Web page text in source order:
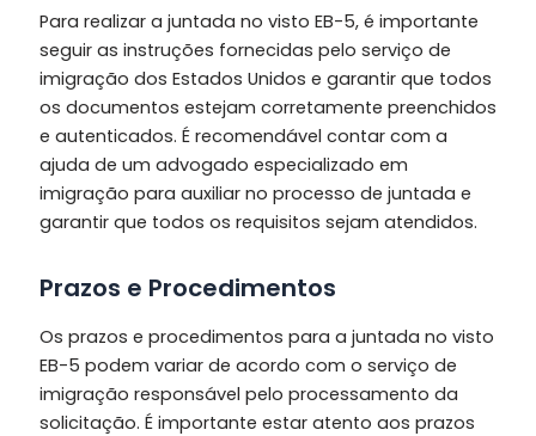
Para realizar a juntada no visto EB-5, é importante
seguir as instruções fornecidas pelo serviço de
imigração dos Estados Unidos e garantir que todos
os documentos estejam corretamente preenchidos
e autenticados. É recomendável contar com a
ajuda de um advogado especializado em
imigração para auxiliar no processo de juntada e
garantir que todos os requisitos sejam atendidos.
Prazos e Procedimentos
Os prazos e procedimentos para a juntada no visto
EB-5 podem variar de acordo com o serviço de
imigração responsável pelo processamento da
solicitação. É importante estar atento aos prazos